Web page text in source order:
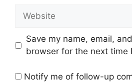
Website
Save my name, email,
browser for the next time
Notify me of follow-up